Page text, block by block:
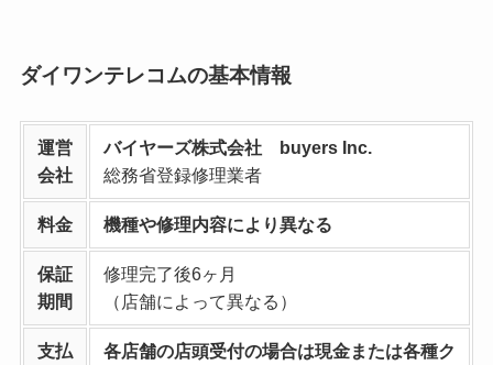
ダイワンテレコムの基本情報
運営
会社
バイヤーズ株式会社 buyers Inc.
総務省登録修理業者
料金 機種や修理内容により異なる
保証
期間
修理完了後6ヶ月
（店舗によって異なる）
支払 各店舗の店頭受付の場合は現金または各種ク